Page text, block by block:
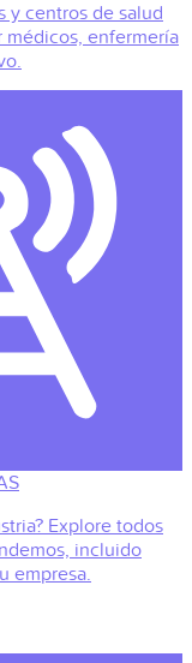
y centros de salud
médicos, enfermería
Explore todos
incluido
empresa.